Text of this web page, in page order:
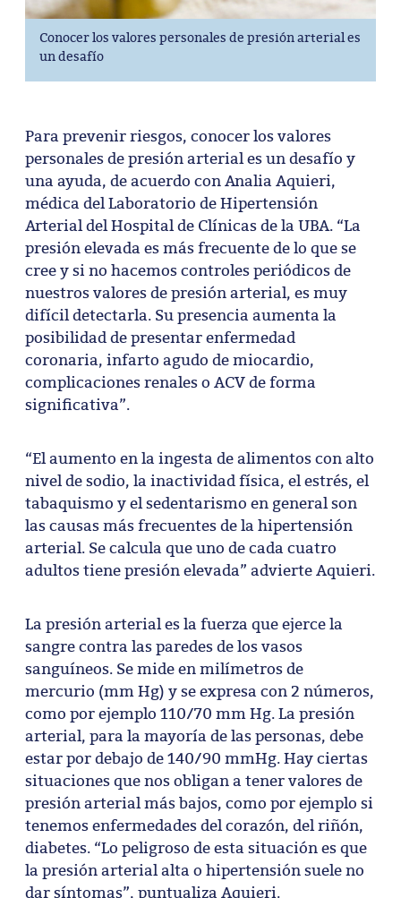
Conocer los valores personales de presión arterial es
un desafío
Para prevenir riesgos, conocer los valores
personales de presión arterial es un desafío y
una ayuda, de acuerdo con Analia Aquieri,
médica del Laboratorio de Hipertensión
Arterial del Hospital de Clínicas de la UBA. “La
presión elevada es más frecuente de lo que se
cree y si no hacemos controles periódicos de
nuestros valores de presión arterial, es muy
difícil detectarla. Su presencia aumenta la
posibilidad de presentar enfermedad
coronaria, infarto agudo de miocardio,
complicaciones renales o ACV de forma
significativa”.
“El aumento en la ingesta de alimentos con alto
nivel de sodio, la inactividad física, el estrés, el
tabaquismo y el sedentarismo en general son
las causas más frecuentes de la hipertensión
arterial. Se calcula que uno de cada cuatro
adultos tiene presión elevada” advierte Aquieri.
La presión arterial es la fuerza que ejerce la
sangre contra las paredes de los vasos
sanguíneos. Se mide en milímetros de
mercurio (mm Hg) y se expresa con 2 números,
como por ejemplo 110/70 mm Hg. La presión
arterial, para la mayoría de las personas, debe
estar por debajo de 140/90 mmHg. Hay ciertas
situaciones que nos obligan a tener valores de
presión arterial más bajos, como por ejemplo si
tenemos enfermedades del corazón, del riñón,
diabetes. “Lo peligroso de esta situación es que
la presión arterial alta o hipertensión suele no
dar síntomas”, puntualiza Aquieri.